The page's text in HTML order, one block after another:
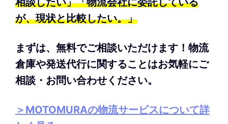
が、現状と比較したい。」
まずは、無料でご相談いただけます！物流
倉庫や発送代行に関することはお気軽にご
相談・お問い合わせください。
＞MOTOMURAの物流サービスについて詳